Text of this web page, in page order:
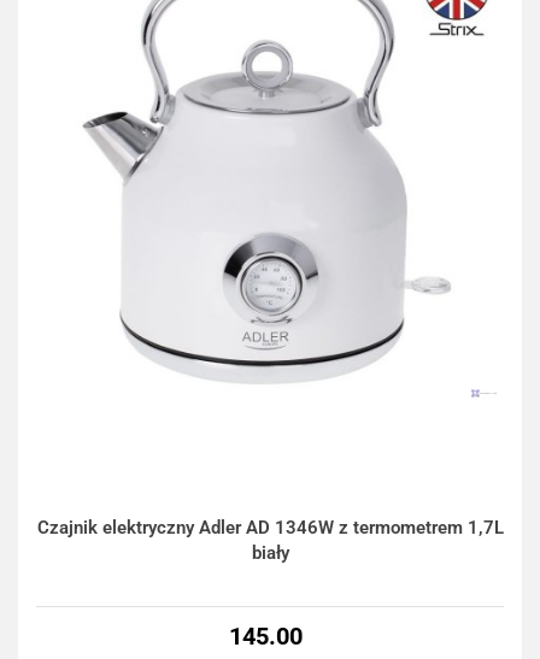
Czajnik elektryczny Adler AD 1346W z termometrem 1,7L
biały
145.00